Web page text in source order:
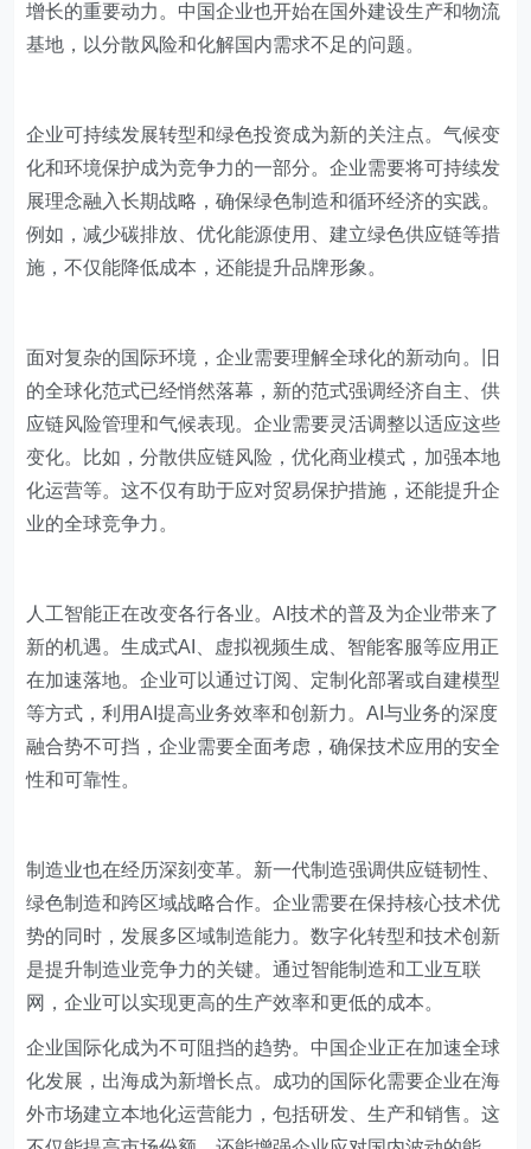
增长的重要动力。中国企业也开始在国外建设生产和物流
基地，以分散风险和化解国内需求不足的问题。
企业可持续发展转型和绿色投资成为新的关注点。气候变
化和环境保护成为竞争力的一部分。企业需要将可持续发
展理念融入长期战略，确保绿色制造和循环经济的实践。
例如，减少碳排放、优化能源使用、建立绿色供应链等措
施，不仅能降低成本，还能提升品牌形象。
面对复杂的国际环境，企业需要理解全球化的新动向。旧
的全球化范式已经悄然落幕，新的范式强调经济自主、供
应链风险管理和气候表现。企业需要灵活调整以适应这些
变化。比如，分散供应链风险，优化商业模式，加强本地
化运营等。这不仅有助于应对贸易保护措施，还能提升企
业的全球竞争力。
人工智能正在改变各行各业。AI技术的普及为企业带来了
新的机遇。生成式AI、虚拟视频生成、智能客服等应用正
在加速落地。企业可以通过订阅、定制化部署或自建模型
等方式，利用AI提高业务效率和创新力。AI与业务的深度
融合势不可挡，企业需要全面考虑，确保技术应用的安全
性和可靠性。
制造业也在经历深刻变革。新一代制造强调供应链韧性、
绿色制造和跨区域战略合作。企业需要在保持核心技术优
势的同时，发展多区域制造能力。数字化转型和技术创新
是提升制造业竞争力的关键。通过智能制造和工业互联
网，企业可以实现更高的生产效率和更低的成本。
企业国际化成为不可阻挡的趋势。中国企业正在加速全球
化发展，出海成为新增长点。成功的国际化需要企业在海
外市场建立本地化运营能力，包括研发、生产和销售。这